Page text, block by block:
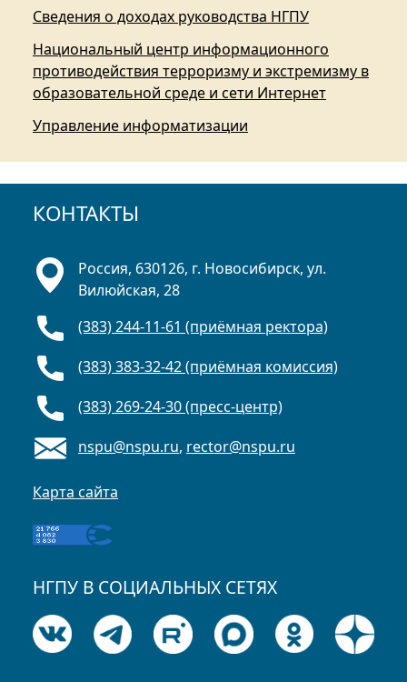
Сведения о доходах руководства НГПУ
Национальный центр информационного
противодействия терроризму и экстремизму в
образовательной среде и сети Интернет
Управление информатизации
КОНТАКТЫ
Россия, 630126, г. Новосибирск, ул.
Вилюйская, 28
(383) 244-11-61 (приёмная ректора)
(383) 383-32-42 (приёмная комиссия)
(383) 269-24-30 (пресс-центр)
nspu@nspu.ru, rector@nspu.ru
Карта сайта
НГПУ В СОЦИАЛЬНЫХ СЕТЯХ